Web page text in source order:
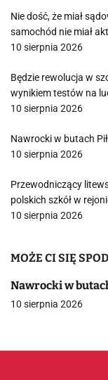
Nie dość, że miał
samochód nie miał
10 sierpnia 2026
Będzie rewolucja w
wynikiem testów na
10 sierpnia 2026
Nawrocki w butach
10 sierpnia 2026
Przewodniczący
polskich szkół w
10 sierpnia 2026
MOŻE CI SIĘ
Nawrocki w
10 sierpnia 2026